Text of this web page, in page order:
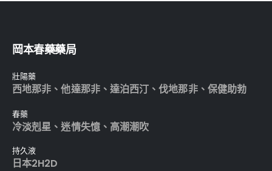
岡本春藥藥局
壯陽藥
西地那非 、他達那非、 達泊西汀 、伐地那非、 保健助勃
春藥
冷淡剋星 、迷情失憶、 高潮潮吹
持久液
日本2H2D